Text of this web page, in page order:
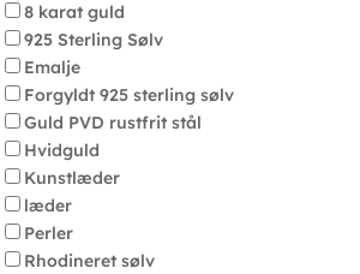
8 karat guld
925 Sterling Sølv
Emalje
Forgyldt 925 sterling sølv
Guld PVD rustfrit stål
Hvidguld
Kunstlæder
læder
Perler
Rhodineret sølv